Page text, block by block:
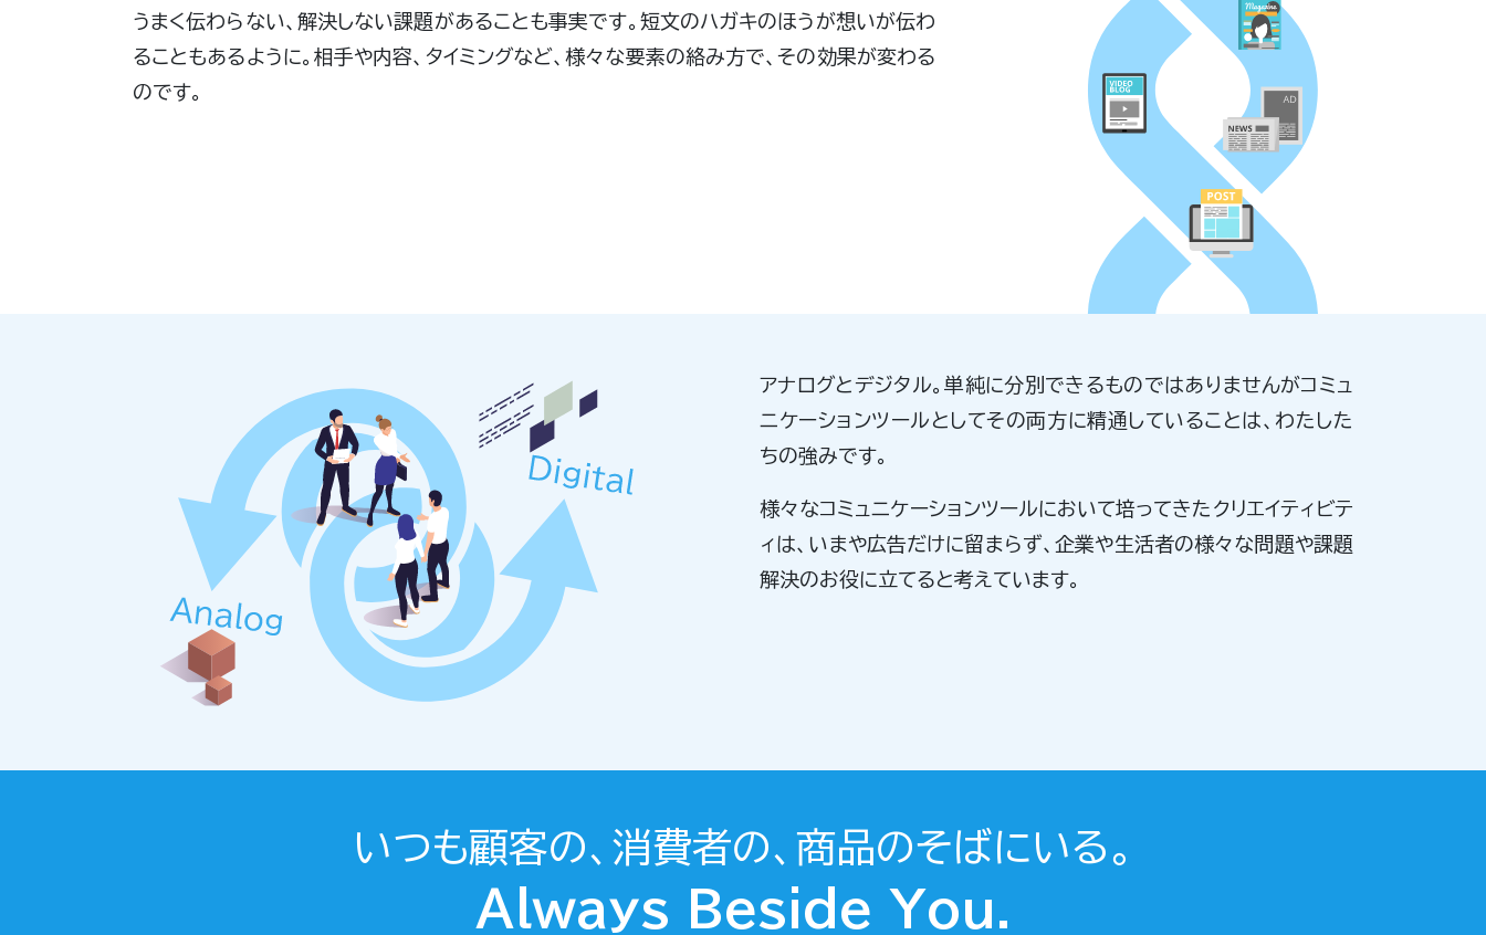
うまく伝わらない、解決しない課題があることも事実です。短文のハガキのほうが想いが伝わ
ることもあるように。相手や内容、タイミングなど、様々な要素の絡み方で、その効果が変わる
のです。
アナログとデジタル。単純に分別できるものではありませんがコミュ
ニケーションツールとしてその両方に精通していることは、わたした
ちの強みです。
様々なコミュニケーションツールにおいて培ってきたクリエイティビテ
ィは、いまや広告だけに留まらず、企業や生活者の様々な問題や課題
解決のお役に立てると考えています。
いつも顧客の、消費者の、商品のそばにいる。
Always Beside You.